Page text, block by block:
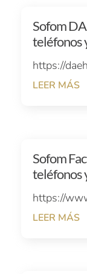
Sofom
teléfonos
https://
LEER MÁS
Sofom
teléfonos
https://
LEER MÁS